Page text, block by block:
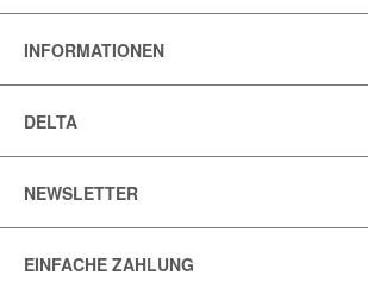
INFORMATIONEN
DELTA
NEWSLETTER
EINFACHE ZAHLUNG